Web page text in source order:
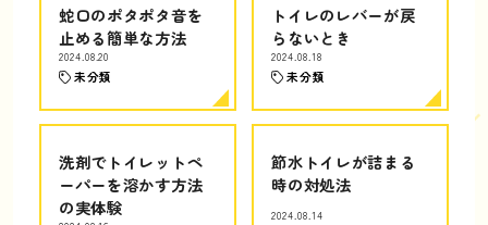
蛇口のポタポタ音を
止める簡単な方法
2024.08.20
未分類
トイレのレバーが戻
らないとき
2024.08.18
未分類
洗剤でトイレットペ
ーパーを溶かす方法
の実体験
節水トイレが詰まる
時の対処法
2024.08.14